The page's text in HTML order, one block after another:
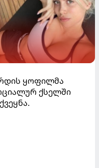
ყოფილმა
ქსელში